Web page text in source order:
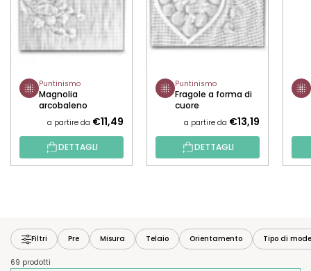
Puntinismo
Magnolia
arcobaleno
a partire da €11,49
DETTAGLI
Puntinismo
Fragole a forma di
cuore
a partire da €13,19
DETTAGLI
Filtri Pre Misura Telaio Orientamento Tipo di
69 prodotti